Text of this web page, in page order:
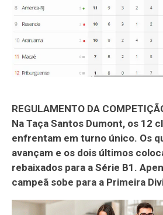
REGULAMENTO DA
Na Taça Santos Dumont, os 12
enfrentam em turno único. Os
avançam e os dois últimos
rebaixados para a Série B1.
campeã sobe para a Primeira